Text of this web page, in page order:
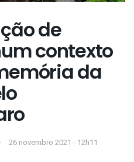
de
contexto
da
26 novembro 2021 - 12h11